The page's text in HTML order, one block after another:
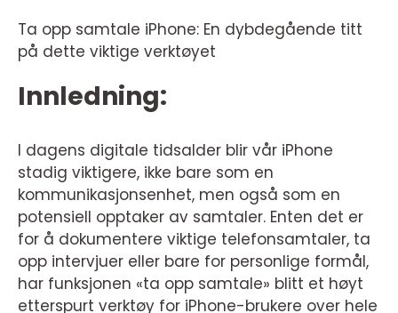
Ta opp samtale iPhone: En dybdegående titt
på dette viktige verktøyet
Innledning:
I dagens digitale tidsalder blir vår iPhone
stadig viktigere, ikke bare som en
kommunikasjonsenhet, men også som en
potensiell opptaker av samtaler. Enten det er
for å dokumentere viktige telefonsamtaler, ta
opp intervjuer eller bare for personlige formål,
har funksjonen «ta opp samtale» blitt et høyt
etterspurt verktøy for iPhone-brukere over hele